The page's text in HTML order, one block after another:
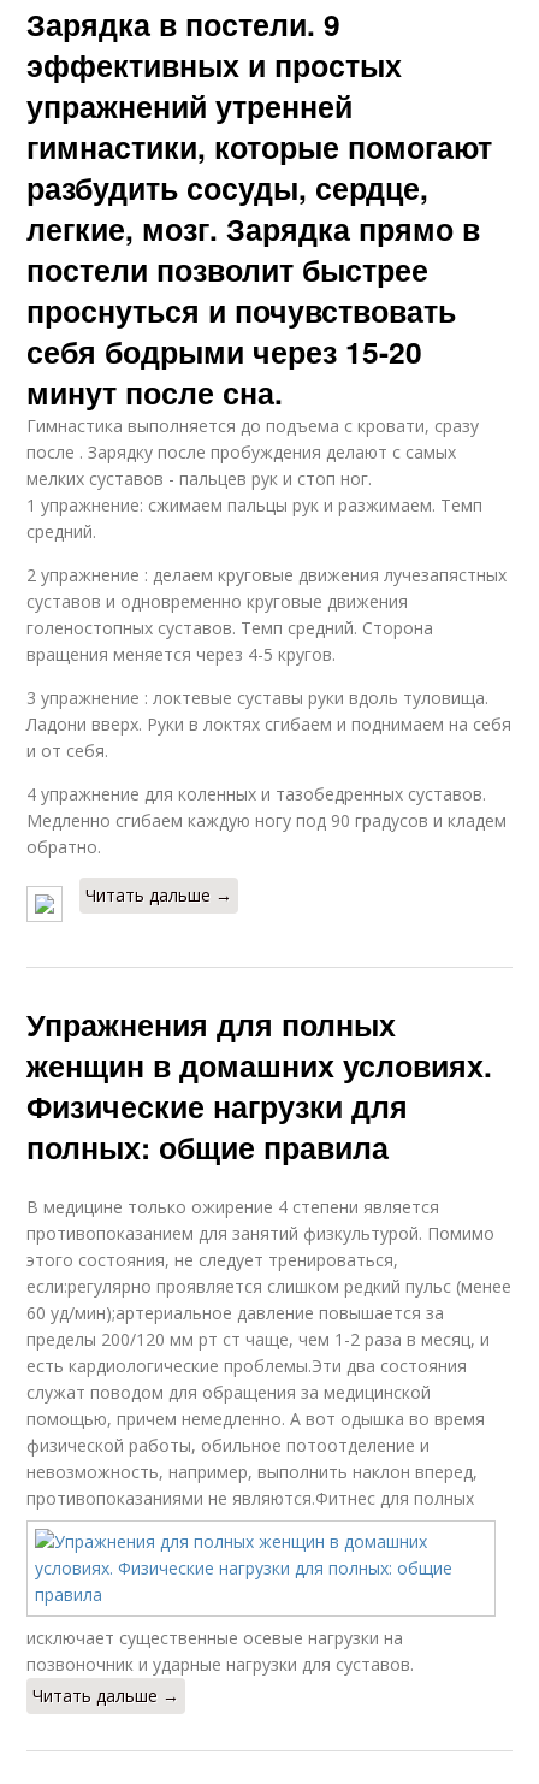
Зарядка в постели. 9
эффективных и простых
упражнений утренней
гимнастики, которые помогают
разбудить сосуды, сердце,
легкие, мозг. Зарядка прямо в
постели позволит быстрее
проснуться и почувствовать
себя бодрыми через 15-20
минут после сна.
Гимнастика выполняется до подъема с кровати, сразу
после . Зарядку после пробуждения делают с самых
мелких суставов - пальцев рук и стоп ног.
1 упражнение: сжимаем пальцы рук и разжимаем. Темп
средний.
2 упражнение : делаем круговые движения лучезапястных
суставов и одновременно круговые движения
голеностопных суставов. Темп средний. Сторона
вращения меняется через 4-5 кругов.
3 упражнение : локтевые суставы руки вдоль туловища.
Ладони вверх. Руки в локтях сгибаем и поднимаем на себя
и от себя.
4 упражнение для коленных и тазобедренных суставов.
Медленно сгибаем каждую ногу под 90 градусов и кладем
обратно.
Читать дальше →
Упражнения для полных
женщин в домашних условиях.
Физические нагрузки для
полных: общие правила
В медицине только ожирение 4 степени является
противопоказанием для занятий физкультурой. Помимо
этого состояния, не следует тренироваться,
если:регулярно проявляется слишком редкий пульс (менее
60 уд/мин);артериальное давление повышается за
пределы 200/120 мм рт ст чаще, чем 1-2 раза в месяц, и
есть кардиологические проблемы.Эти два состояния
служат поводом для обращения за медицинской
помощью, причем немедленно. А вот одышка во время
физической работы, обильное потоотделение и
невозможность, например, выполнить наклон вперед,
противопоказаниями не являются.Фитнес для полных
исключает существенные осевые нагрузки на
позвоночник и ударные нагрузки для суставов.
Читать дальше →